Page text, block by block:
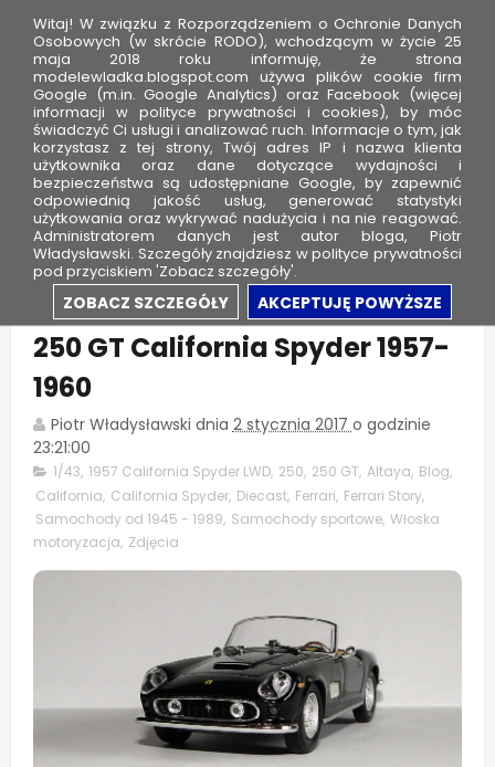
a
Prezent od dziewczyny - Ferrari
250 GT California Spyder 1957-
1960
Piotr Władysławski dnia 2 stycznia 2017 o godzinie
23:21:00
1/43, 1957 California Spyder LWD, 250, 250 GT, Altaya, Blog,
California, California Spyder, Diecast, Ferrari, Ferrari Story,
Samochody od 1945 - 1989, Samochody sportowe, Włoska
motoryzacja, Zdjęcia
Witaj! W związku z Rozporządzeniem o Ochronie Danych
Osobowych (w skrócie RODO), wchodzącym w życie 25
maja 2018 roku informuję, że strona
modelewladka.blogspot.com używa plików cookie firm
Google (m.in. Google Analytics) oraz Facebook (więcej
informacji w polityce prywatności i cookies), by móc
świadczyć Ci usługi i analizować ruch. Informacje o tym, jak
korzystasz z tej strony, Twój adres IP i nazwa klienta
użytkownika oraz dane dotyczące wydajności i
bezpieczeństwa są udostępniane Google, by zapewnić
odpowiednią jakość usług, generować statystyki
użytkowania oraz wykrywać nadużycia i na nie reagować.
Administratorem danych jest autor bloga, Piotr
Władysławski. Szczegóły znajdziesz w polityce prywatności
pod przyciskiem 'Zobacz szczegóły'.
ZOBACZ SZCZEGÓŁY AKCEPTUJĘ POWYŻSZE